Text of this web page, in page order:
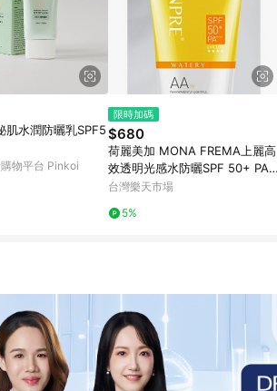
肌水潤防曬乳SPF5
物平台 Pinkoi
限時加碼
$680
荷麗美加 MONA FREMA上麗高
效透明光感水防曬SPF 50+ PA+
+++ ｜全館滿$199免運
台灣樂天市場
5%